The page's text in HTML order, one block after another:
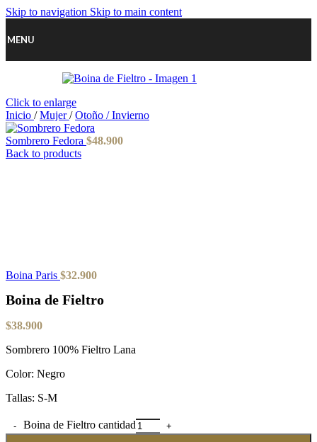
Skip to navigation Skip to main content
MENU
Click to enlarge
Inicio / Mujer/ Otoño / Invierno
Sombrero Fedora $48.900
Back to products
Boina Paris $32.900
Boina de Fieltro
$38.900
Sombrero 100% Fieltro Lana
Color: Negro
Tallas: S-M
Boina de Fieltro cantidad